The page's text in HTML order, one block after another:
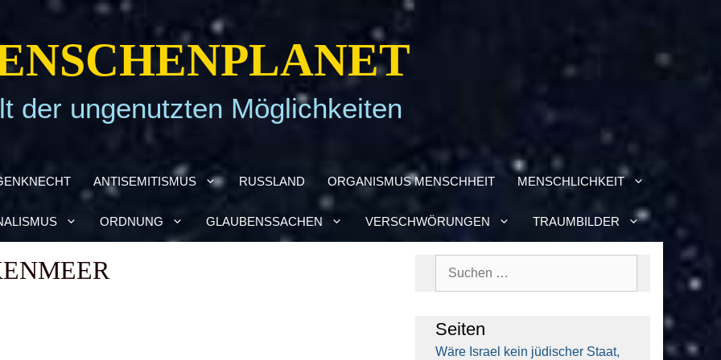
der ungenutzten Möglichkeiten
ANTI­SE­MI­TIS­MUS RUSS­LAND ORGA­NIS­MUS MENSCH­HEIT MENSCH­LICH­KEIT
ORD­NUNG GLAU­BENS­SA­CHEN VER­SCHWÖ­RUN­GEN TRAUM­BIL­DER
Sei­ten
Wäre Isra­el kein jüdi­scher Staat,